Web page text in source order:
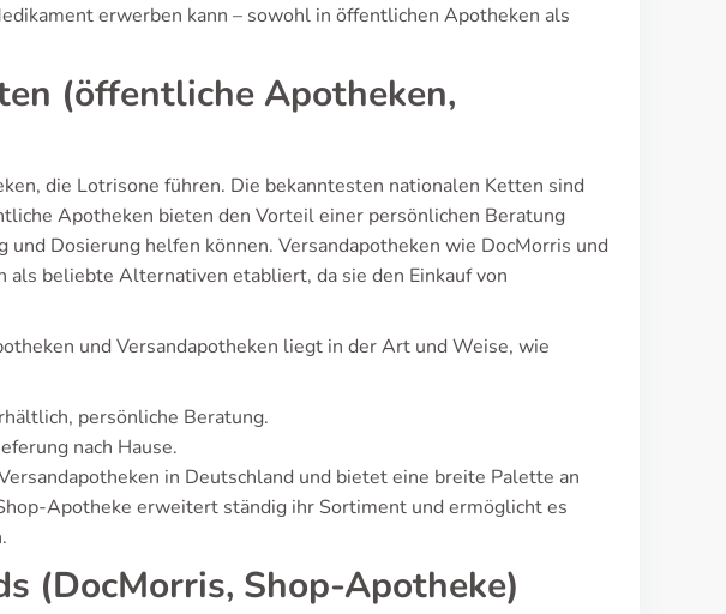
erwerben kann – sowohl in öffentlichen Apotheken als
(öffentliche Apotheken,
die Lotrisone führen. Die bekanntesten nationalen Ketten sind
Apotheken bieten den Vorteil einer persönlichen Beratung
Dosierung helfen können. Versandapotheken wie DocMorris und
als beliebte Alternativen etabliert, da sie den Einkauf von
und Versandapotheken liegt in der Art und Weise, wie
persönliche Beratung.
nach Hause.
in Deutschland und bietet eine breite Palette an
Apotheke erweitert ständig ihr Sortiment und ermöglicht es
(DocMorris, Shop-Apotheke)